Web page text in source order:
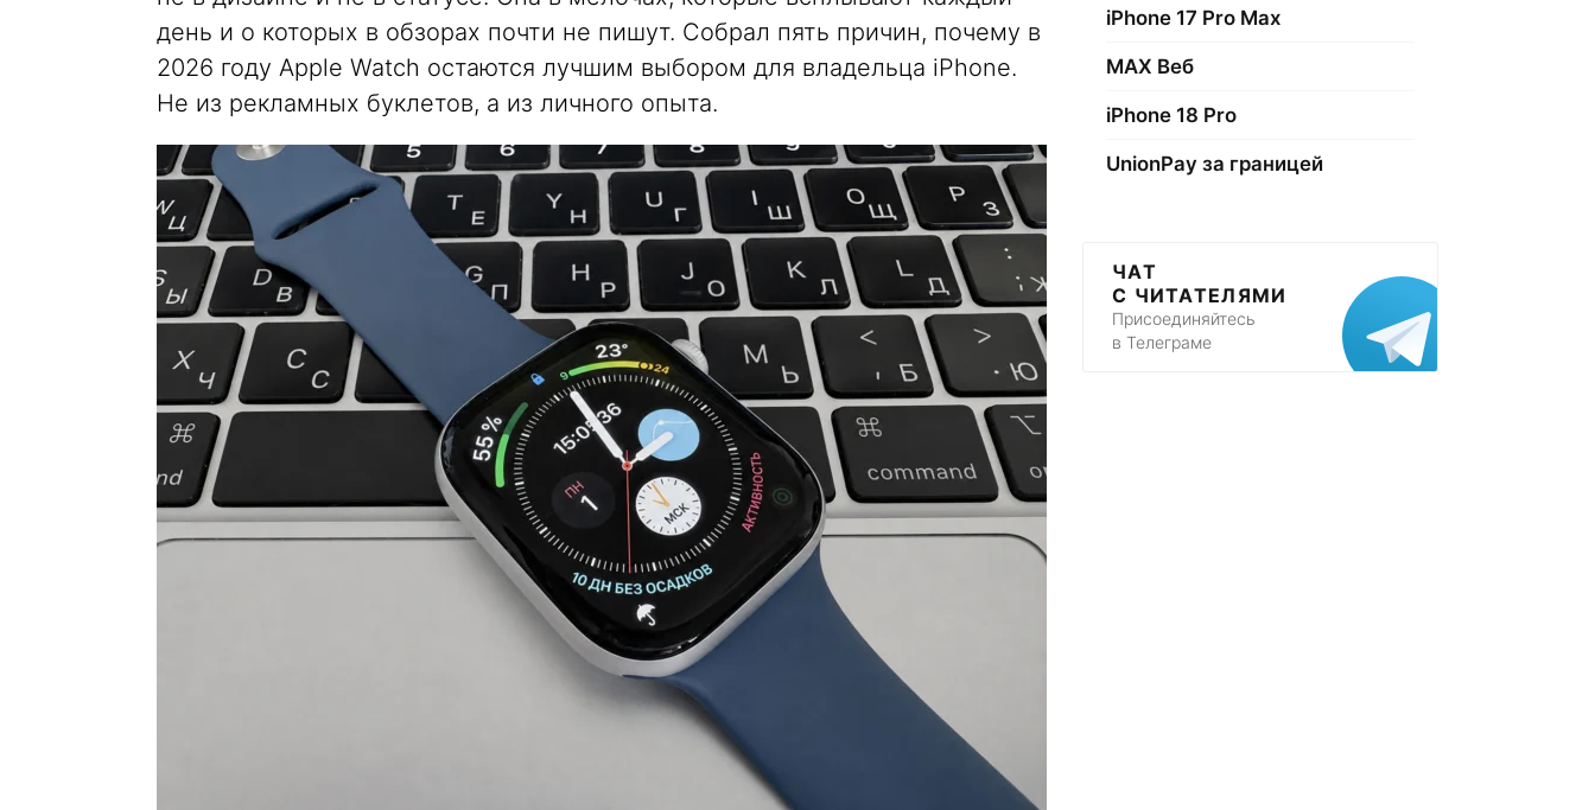
день и о которых в обзорах почти не пишут. Собрал пять причин, почему в
2026 году Apple Watch остаются лучшим выбором для владельца iPhone.
Не из рекламных буклетов, а из личного опыта.
iPhone 17 Pro Max
МАХ Веб
iPhone 18 Pro
UnionPay за границей
ЧАТ
С ЧИТАТЕЛЯМИ
Присоединяйтесь
в Телеграме